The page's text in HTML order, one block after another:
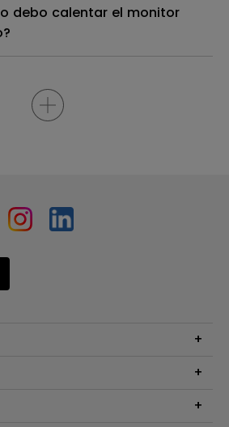
debo calentar el monitor